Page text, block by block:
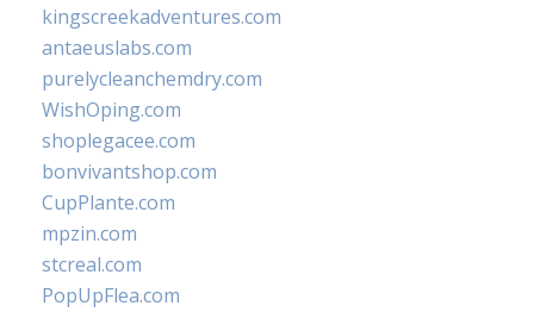
kingscreekadventures.com
antaeuslabs.com
purelycleanchemdry.com
WishOping.com
shoplegacee.com
bonvivantshop.com
CupPlante.com
mpzin.com
stcreal.com
PopUpFlea.com